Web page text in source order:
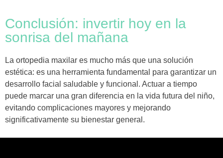
Conclusión: invertir hoy en la
sonrisa del mañana
La ortopedia maxilar es mucho más que una solución
estética: es una herramienta fundamental para garantizar un
desarrollo facial saludable y funcional. Actuar a tiempo
puede marcar una gran diferencia en la vida futura del niño,
evitando complicaciones mayores y mejorando
significativamente su bienestar general.